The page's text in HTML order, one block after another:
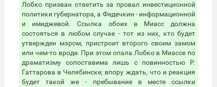
Лобко призван ответить за провал инвестиционной
политики губернатора, а Федечкин - информационной
и имиджевой. Ссылка обоих в Миасс должна
состояться в любом случае - тот из них, кто будет
утвержден мэром, пристроит второго своим замом
или чем-то вроде. При этом опала Лобко в Миассе по
драматизму сопоставима лишь с повинностью Р.
Гаттарова в Челябинске; впору ждать, что и реакция
будет такой же - пребывание в месте ссылки